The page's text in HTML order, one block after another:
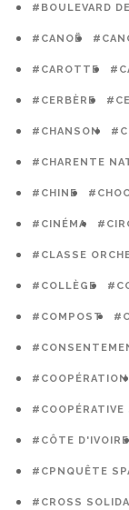
#BOULEVARD
#CANOË
#CAROTTE
#CERBÈRE
#CHANSON
#CHARENTE
#CHINE
#CINÉMA
#CLASSE
#COLLÈGE
#COMPOST
#COOPÉRATION
#COOPÉRATIVE
#CÔTE D'IVOIRE
#CPNQUÊTE
#CROSS